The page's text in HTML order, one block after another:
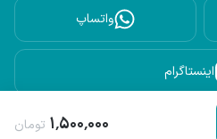
۱٬۵۰۰٬۰۰۰ تومان
واتساپ
اینستاگرام
به فروشگاه اینترنتی مِستِربَج است.